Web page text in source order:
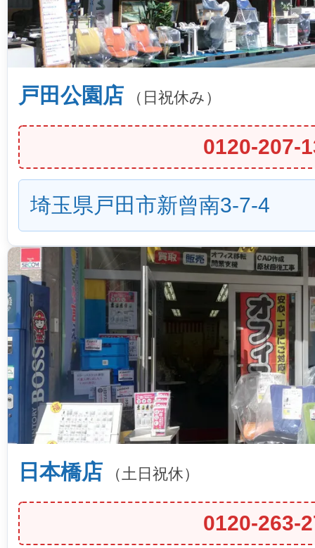
戸田公園店 （日祝休み）
0120-207-
埼玉県戸田市新曾南3-7-4
日本橋店 （土日祝休）
0120-263-